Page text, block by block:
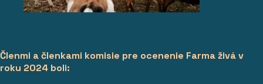
Členmi a členkami komisie pre ocenenie Farma živá v
roku 2024 boli: